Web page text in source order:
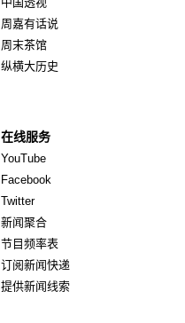
周嘉有话说
周末茶馆
纵横大历史
在线服务
YouTube
Facebook
TwitterOpens in new window
新闻聚合
节目频率表
订阅新闻快递
提供新闻线索